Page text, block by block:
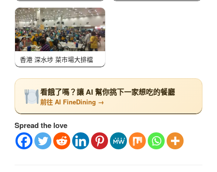
香港 深水埗 菜市場大排檔
看餓了嗎？讓 AI 幫你挑下一家想吃的餐廳
前往 AI FineDining →
Spread the love